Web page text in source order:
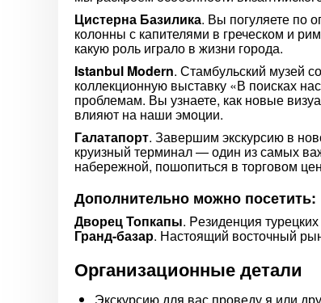
Цистерна Базилика. Вы погуляете по
колонны с капителями в греческом и
какую роль играло в жизни города.
Istanbul Modern. Стамбульский музей
коллекционную выставку «В поисках
проблемам. Вы узнаете, как новые
влияют на наши эмоции.
Галатапорт. Завершим экскурсию в
круизный терминал — один из самых
набережной, пошопиться в торговом
Дополнительно можно посетить:
Дворец Топкапы. Pезиденция
Гранд-базар. Настоящий восточный
Организационные детали